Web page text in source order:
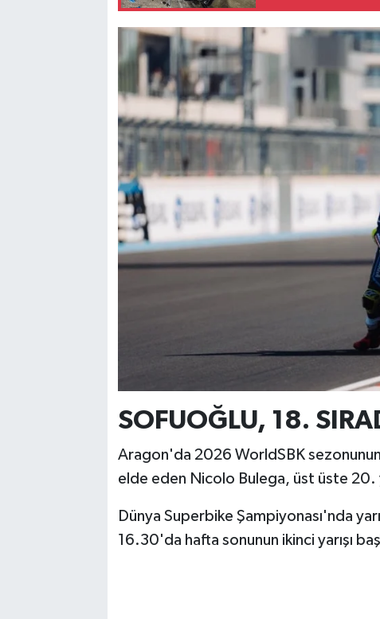
SOFUOĞLU, 18.
Aragon'da 2026 WorldSBK sezonunun
elde eden Nicolo Bulega, üst üste 20.
Dünya Superbike Şampiyonası'nda
16.30'da hafta sonunun ikinci yarışı